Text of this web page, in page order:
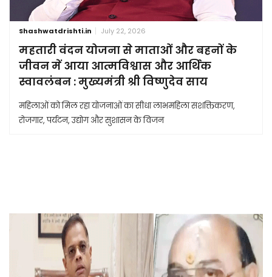
Shashwatdrishti.in July 22, 2026
महतारी वंदन योजना से माताओं और बहनों के
जीवन में आया आत्मविश्वास और आर्थिक
स्वावलंबन : मुख्यमंत्री श्री विष्णुदेव साय
महिलाओं को मिल रहा योजनाओं का सीधा लाभमहिला सशक्तिकरण,
रोजगार, पर्यटन, उद्योग और सुशासन के विजन